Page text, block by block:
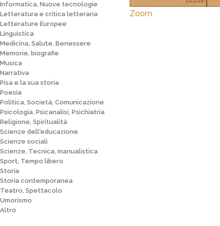
Informatica, Nuove tecnologie
Letteratura e critica letteraria
Letterature Europee
Linguistica
Medicina, Salute, Benessere
Memorie, biografie
Musica
Narrativa
Pisa e la sua storia
Poesia
Politica, Società, Comunicazione
Psicologia, Psicanalisi, Psichiatria
Religione, Spiritualità
Scienze dell'educazione
Scienze sociali
Scienze, Tecnica, manualistica
Sport, Tempo libero
Storia
Storia contemporanea
Teatro, Spettacolo
Umorismo
Altro
Zoom